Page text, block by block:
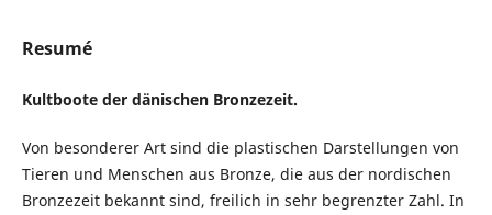
Resumé
Kultboote der dänischen Bronzezeit.
Von besonderer Art sind die plastischen Darstellungen von
Tieren und Menschen aus Bronze, die aus der nordischen
Bronzezeit bekannt sind, freilich in sehr begrenzter Zahl. In